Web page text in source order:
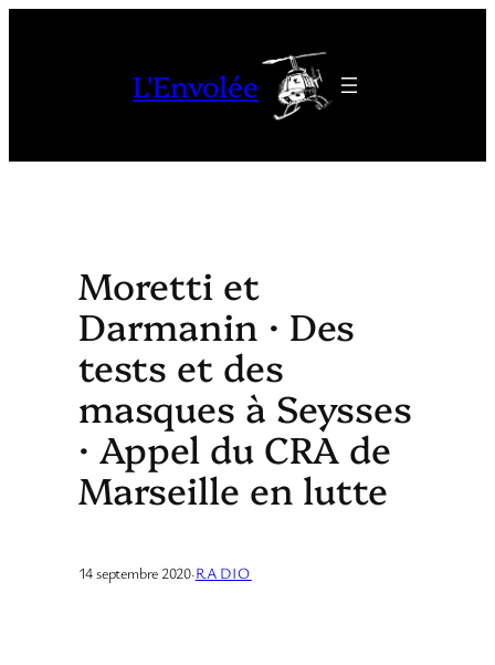
L'Envolée
Moretti et
Darmanin · Des
tests et des
masques à Seysses
· Appel du CRA de
Marseille en lutte
14 septembre 2020·RADIO